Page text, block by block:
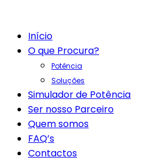
Início
O que Procura?
Potência
Soluções
Simulador de Potência
Ser nosso Parceiro
Quem somos
FAQ’s
Contactos